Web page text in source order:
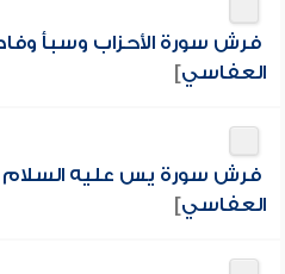
فرش سورة الأحزاب وسبأ
العفاسي]
فرش سورة يس عليه السلام
العفاسي]